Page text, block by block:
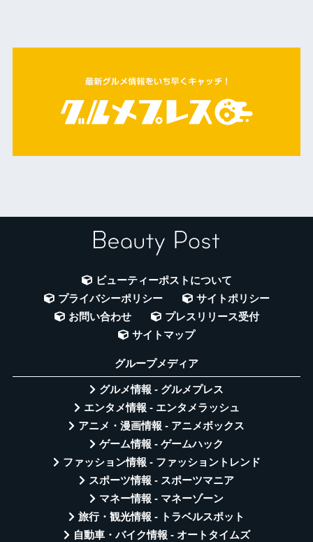
ビューティーポストについて
プライバシーポリシー
サイトポリシー
お問い合わせ
プレスリリース受付
サイトマップ
グループメディア
グルメ情報 - グルメプレス
エンタメ情報 - エンタメラッシュ
アニメ・漫画情報 - アニメボックス
ゲーム情報 - ゲームハック
ファッション情報 - ファッショントレンド
スポーツ情報 - スポーツマニア
マネー情報 - マネーゾーン
旅行・観光情報 - トラベルスポット
自動車・バイク情報 - オートタイムズ